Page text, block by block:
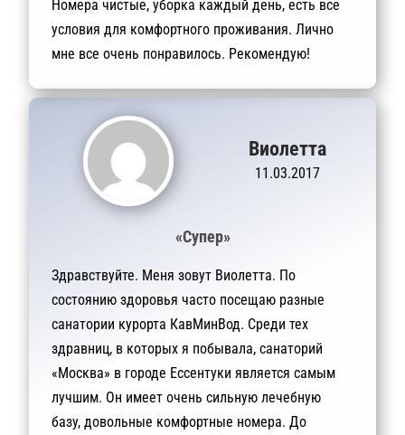
Номера чистые, уборка каждый день, есть все
условия для комфортного проживания. Лично
мне все очень понравилось. Рекомендую!
Виолетта
11.03.2017
«Супер»
Здравствуйте. Меня зовут Виолетта. По
состоянию здоровья часто посещаю разные
санатории курорта КавМинВод. Среди тех
здравниц, в которых я побывала, санаторий
«Москва» в городе Ессентуки является самым
лучшим. Он имеет очень сильную лечебную
базу, довольные комфортные номера. До